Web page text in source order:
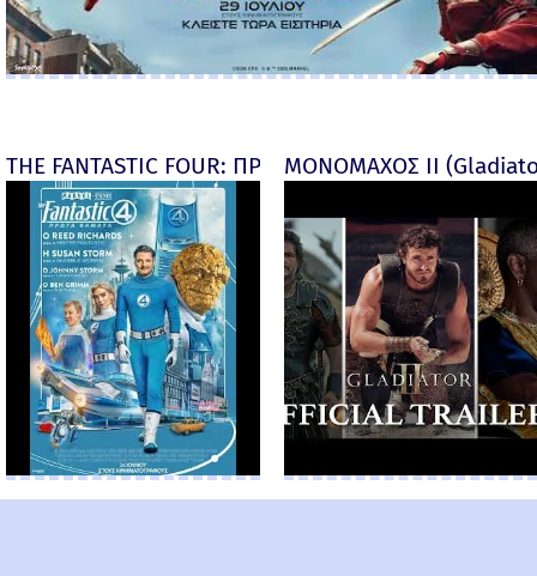
THE FANTASTIC FOUR: ΠΡΩΤΑ ΒΗΜΑΤΑ - final
ΜΟΝΟΜΑΧΟΣ ΙΙ